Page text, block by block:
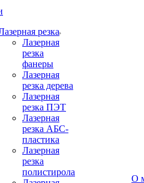
резка
Лазерная
резка
фанеры
Лазерная
резка дерева
Лазерная
резка ПЭТ
Лазерная
резка АБС-
пластика
Лазерная
резка
полистирола
О